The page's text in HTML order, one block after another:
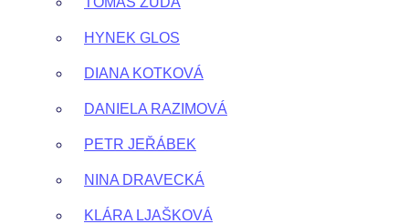
HYNEK GLOS
DIANA KOTKOVÁ
DANIELA RAZIMOVÁ
PETR JEŘÁBEK
NINA DRAVECKÁ
KLÁRA LJAŠKOVÁ